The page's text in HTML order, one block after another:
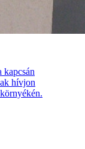
kapcsán
hívjon